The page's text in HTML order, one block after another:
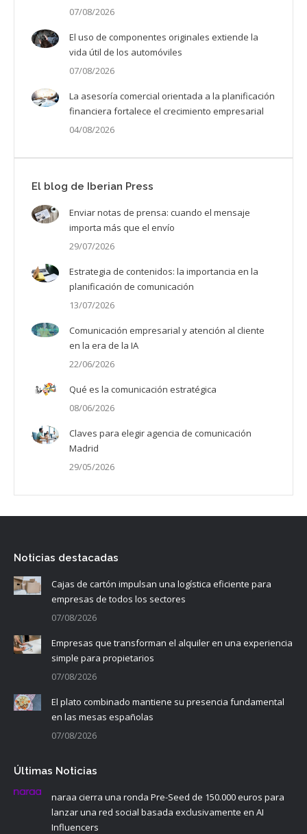
07/08/2026
El uso de componentes originales extiende la
vida útil de los automóviles
07/08/2026
La asesoría comercial orientada a la planificación
financiera fortalece el crecimiento empresarial
04/08/2026
El blog de Iberian Press
Enviar notas de prensa: cuando el mensaje
importa más que el envío
29/07/2026
Estrategia de contenidos: la importancia en la
planificación de comunicación
13/07/2026
Comunicación empresarial y atención al cliente
en la era de la IA
22/06/2026
Qué es la comunicación estratégica
08/06/2026
Claves para elegir agencia de comunicación
Madrid
29/05/2026
Noticias destacadas
Cajas de cartón impulsan una logística eficiente para
empresas de todos los sectores
07/08/2026
Empresas que transforman el alquiler en una experiencia
simple para propietarios
07/08/2026
El plato combinado mantiene su presencia fundamental
en las mesas españolas
07/08/2026
Últimas Noticias
naraa cierra una ronda Pre-Seed de 150.000 euros para
lanzar una red social basada exclusivamente en AI
Influencers